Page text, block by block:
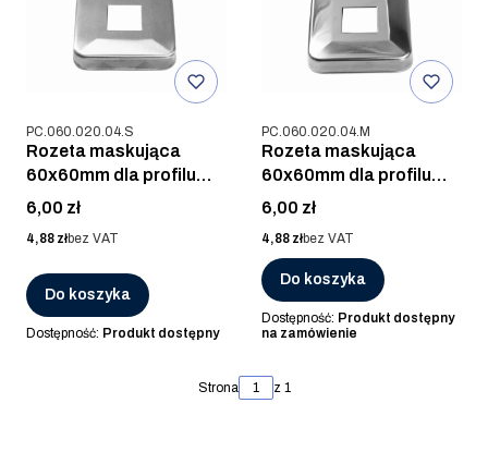
Kod produktu
PC.060.020.04.S
Rozeta maskująca
60x60mm dla profilu
20x20mm, AISI 304,
SZLIF
Cena
6,00 zł
Cena
4,88 złbez VAT
Do koszyka
Dostępność: Produkt dostępny
Kod produktu
PC.060.020.04.M
Rozeta maskująca
60x60mm dla profilu
20x20mm, AISI 304,
POLER
Cena
6,00 zł
Cena
4,88 złbez VAT
Do koszyka
Dostępność: Produkt dostępny
na zamówienie
Strona z 1